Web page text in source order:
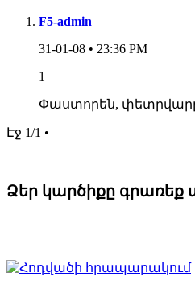
F5-admin
31-01-08 • 23:36 PM
1
Փաստորեն, փետրվարը
Էջ 1/1 •
Ձեր կարծիքը գրառեք